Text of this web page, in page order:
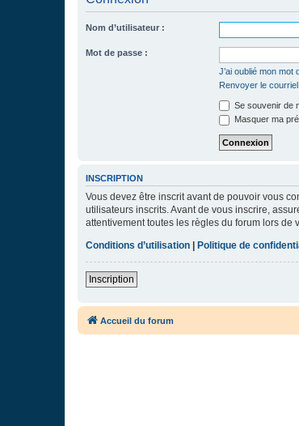
Nom d’utilisateur :
Mot de passe :
J’ai oublié mon mot
Renvoyer le courriel
Se souvenir de
Masquer ma
INSCRIPTION
Vous devez être inscrit avant de pouvoir vous
utilisateurs inscrits. Avant de vous inscrire,
attentivement toutes les règles du forum lors de
Conditions d’utilisation
Politique de
Inscription
Accueil du forum